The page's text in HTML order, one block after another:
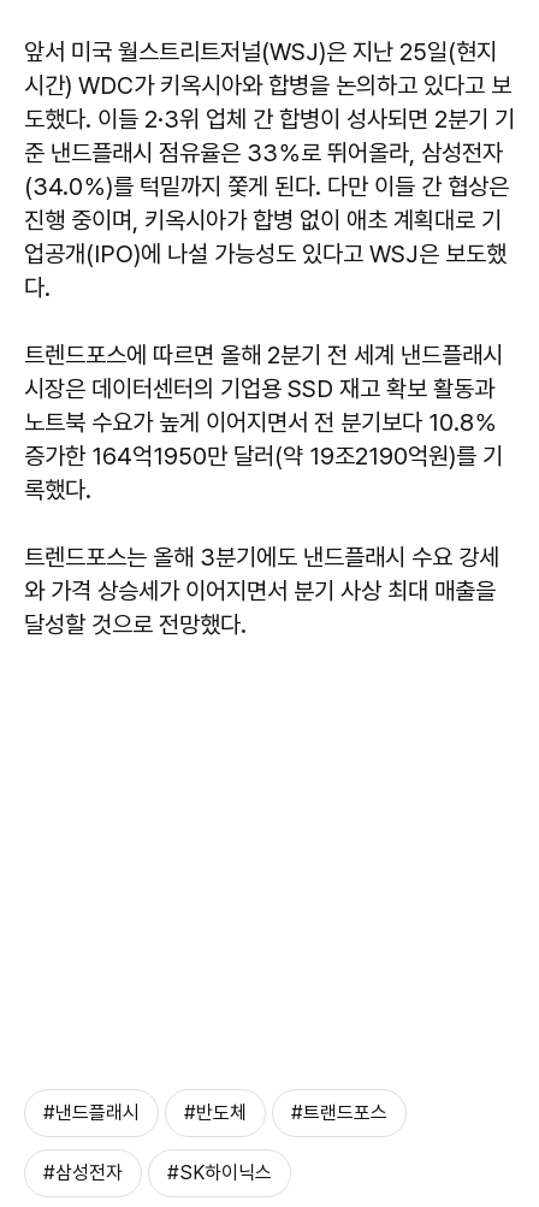
앞서 미국 월스트리트저널(WSJ)은 지난 25일(현지
시간) WDC가 키옥시아와 합병을 논의하고 있다고 보
도했다. 이들 2·3위 업체 간 합병이 성사되면 2분기 기
준 낸드플래시 점유율은 33％로 뛰어올라, 삼성전자
(34.0％)를 턱밑까지 쫓게 된다. 다만 이들 간 협상은
진행 중이며, 키옥시아가 합병 없이 애초 계획대로 기
업공개(IPO)에 나설 가능성도 있다고 WSJ은 보도했
다.
트렌드포스에 따르면 올해 2분기 전 세계 낸드플래시
시장은 데이터센터의 기업용 SSD 재고 확보 활동과
노트북 수요가 높게 이어지면서 전 분기보다 10.8％
증가한 164억1950만 달러(약 19조2190억원)를 기
록했다.
트렌드포스는 올해 3분기에도 낸드플래시 수요 강세
와 가격 상승세가 이어지면서 분기 사상 최대 매출을
달성할 것으로 전망했다.
#낸드플래시 #반도체 #트랜드포스
#삼성전자 #SK하이닉스